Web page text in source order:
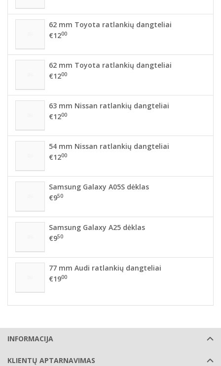
62 mm Toyota ratlankių dangteliai
€1200
62 mm Toyota ratlankių dangteliai
€1200
63 mm Nissan ratlankių dangteliai
€1200
54 mm Nissan ratlankių dangteliai
€1200
Samsung Galaxy A05S dėklas
€950
Samsung Galaxy A25 dėklas
€950
77 mm Audi ratlankių dangteliai
€1900
INFORMACIJA
KLIENTŲ APTARNAVIMAS